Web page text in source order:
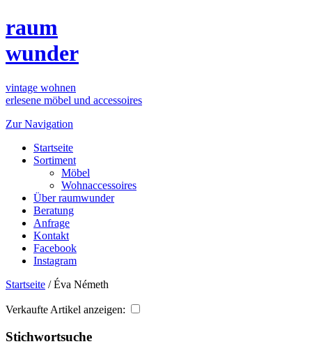
raum
wunder
vintage wohnen
erlesene möbel und accessoires
Zur Navigation
Startseite
Sortiment
Möbel
Wohnaccessoires
Über raumwunder
Beratung
Anfrage
Kontakt
Facebook
Instagram
Startseite /Éva Németh
Verkaufte Artikel anzeigen:
Stichwortsuche